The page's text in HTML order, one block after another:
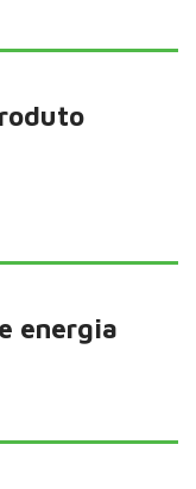
energia